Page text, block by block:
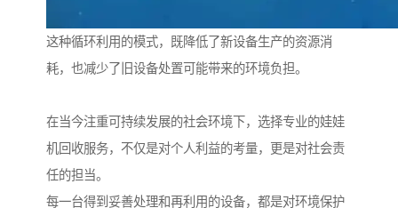
这种循环利用的模式，既降低了新设备生产的资源消
耗，也减少了旧设备处置可能带来的环境负担。
在当今注重可持续发展的社会环境下，选择专业的娃娃
机回收服务，不仅是对个人利益的考量，更是对社会责
任的担当。
每一台得到妥善处理和再利用的设备，都是对环境保护